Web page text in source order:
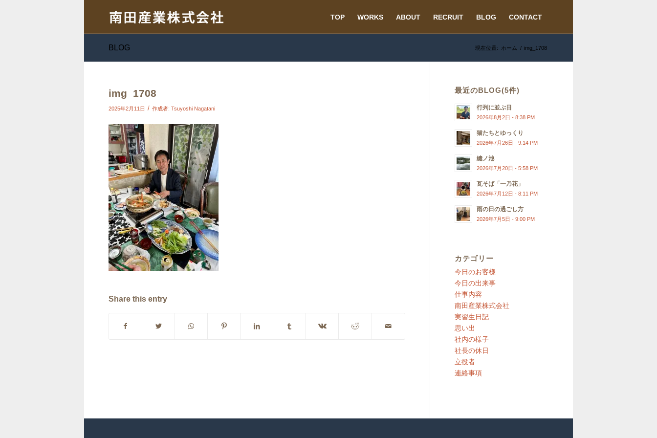
TOP WORKS ABOUT RECRUIT BLOG CONTACT
BLOG 現在位置: ホーム / img_1708
img_1708
2025年2月11日 / 作成者: Tsuyoshi Nagatani
Share this entry
最近のBLOG(5件)
行列に並ぶ日
2026年8月2日 - 8:38 PM
猫たちとゆっくり
2026年7月26日 - 9:14 PM
縫ノ池
2026年7月20日 - 5:58 PM
瓦そば「一乃花」
2026年7月12日 - 8:11 PM
雨の日の過ごし方
2026年7月5日 - 9:00 PM
カテゴリー
今日のお客様
今日の出来事
仕事内容
南田産業株式会社
実習生日記
思い出
社内の様子
社長の休日
立役者
連絡事項